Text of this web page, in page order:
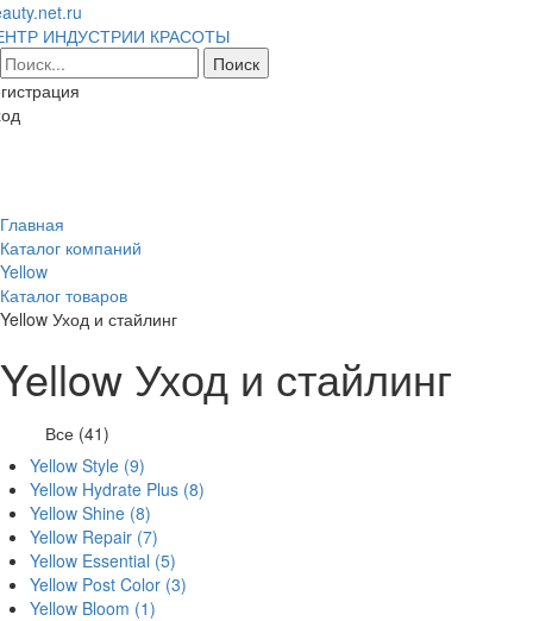
ИНДУСТРИИ КРАСОТЫ
Главная
Каталог компаний
Yellow
Каталог товаров
Yellow Уход и стайлинг
Yellow Уход и стайлинг
Все (41)
Yellow Style (9)
Yellow Hydrate Plus (8)
Yellow Shine (8)
Yellow Repair (7)
Yellow Essential (5)
Yellow Post Color (3)
Yellow Bloom (1)